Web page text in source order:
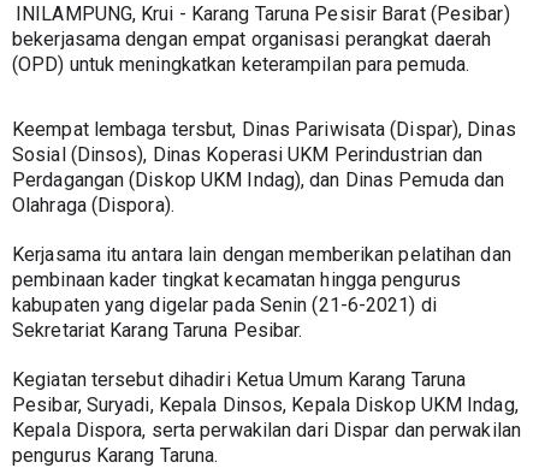
INILAMPUNG, Krui - Karang Taruna Pesisir Barat (Pesibar)
bekerjasama dengan empat organisasi perangkat daerah
(OPD) untuk meningkatkan keterampilan para pemuda.
Keempat lembaga tersbut, Dinas Pariwisata (Dispar), Dinas
Sosial (Dinsos), Dinas Koperasi UKM Perindustrian dan
Perdagangan (Diskop UKM Indag), dan Dinas Pemuda dan
Olahraga (Dispora).
Kerjasama itu antara lain dengan memberikan pelatihan dan
pembinaan kader tingkat kecamatan hingga pengurus
kabupaten yang digelar pada Senin (21-6-2021) di
Sekretariat Karang Taruna Pesibar.
Kegiatan tersebut dihadiri Ketua Umum Karang Taruna
Pesibar, Suryadi, Kepala Dinsos, Kepala Diskop UKM Indag,
Kepala Dispora, serta perwakilan dari Dispar dan perwakilan
pengurus Karang Taruna.